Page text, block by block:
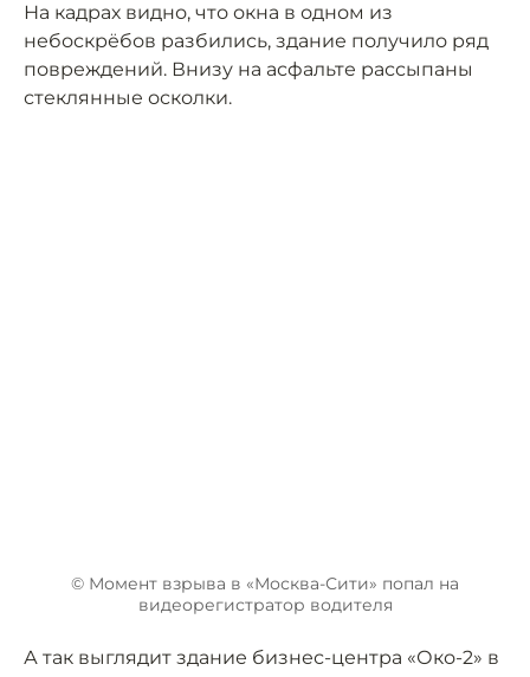
На кадрах видно, что окна в одном из
небоскрёбов разбились, здание получило ряд
повреждений. Внизу на асфальте рассыпаны
стеклянные осколки.
© Момент взрыва в «Москва-Сити» попал на
видеорегистратор водителя
А так выглядит здание бизнес-центра «Око-2» в